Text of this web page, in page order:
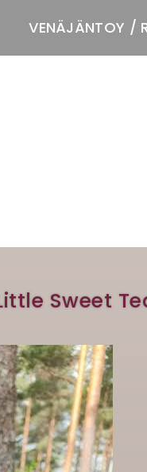
VENÄJÄNTOY /
Sweet